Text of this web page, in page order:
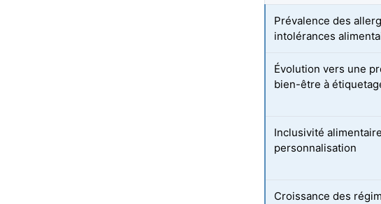
Prévalence des
intolérances
Évolution vers une
bien-être à
Inclusivité
personnalisation
Croissance des